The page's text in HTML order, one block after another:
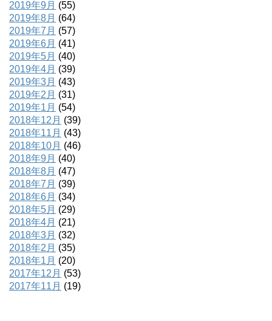
2019年9月 (55)
2019年8月 (64)
2019年7月 (57)
2019年6月 (41)
2019年5月 (40)
2019年4月 (39)
2019年3月 (43)
2019年2月 (31)
2019年1月 (54)
2018年12月 (39)
2018年11月 (43)
2018年10月 (46)
2018年9月 (40)
2018年8月 (47)
2018年7月 (39)
2018年6月 (34)
2018年5月 (29)
2018年4月 (21)
2018年3月 (32)
2018年2月 (35)
2018年1月 (20)
2017年12月 (53)
2017年11月 (19)